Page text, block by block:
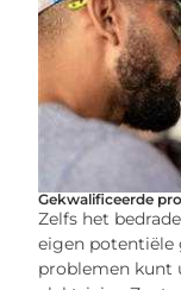
Gekwalificeerde
Zelfs het
eigen potentiële
problemen kunt